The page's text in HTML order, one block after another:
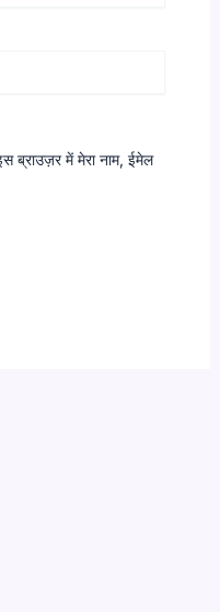
ब्राउज़र में मेरा नाम, ईमेल